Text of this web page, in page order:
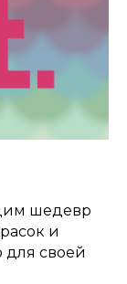
шедевр
и
своей